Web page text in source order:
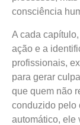
consciência
A cada
ação e a
profissionais,
para gerar
que quem não
conduzido pelo
automático, ele